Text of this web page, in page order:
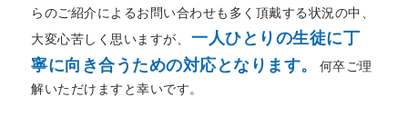
らのご紹介によるお問い合わせも多く頂戴する状況の中、
大変心苦しく思いますが、
一人ひとりの生徒に丁
寧に向き合うための対応となります。
何卒ご理
解いただけますと幸いです。